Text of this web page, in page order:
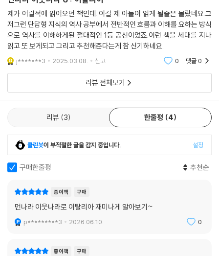
물 안 개구리였던 우리의 사고와 시야를 세계 무대로 확장시킨 기념비적인
작품이 《먼나라 이웃나라》다. 그로부터 40년이 넘게 지난 오늘까지 부모
님이 자녀에게, 선생님이 학생에게 권하며 시대를 넘어 세대를 넘어 읽는
《먼나라 이웃나라》는 유일무이한 교양 만화, 학습 만화의 선구자이자 대
명사로 통한다.
《먼나라 이웃나라》가 이렇게 약 반세기 동안 독자들에게 큰 사랑을 받아온
첫째, 교양 만화 시대를 열어젖힌 뒤 지금까지도 왕성하게 활동하며 현장
에서 만화를 그리고 있는 이원복 교수가 있다. 경기고 재학 중 한 어린이 신
만화와 인연을 맺은 저자는 서울대 건축학과를 수학하고 독일 유학길에 오
랜서로 서독 신문에 만화와 포스터를 게재했고, 독일 권위지 〈알게마이네
수는 대학강단에 서는 한편 《먼나라 이웃나라》를 시작으로 역사, 문화, 경
제, 철학에 이르기까지, 만화로 세상을 이야기하는 작업을 쉼 없이 해왔다.
그로 인해 천덕꾸러기 취급을 받던 만화는 어엿한 지식 정보 매체로 대접
받기 시작했다고 해도 과언이 아니다. 다른 만화는 금지해도 《먼나라 이웃
교양 만화라는 장르를 개척한 이원복 교수, 글로벌 시대 문화 통역자로서
제가 어릴적에 읽어오던 책인데..이걸 제 아들이 읽게 될줄은 몰랐네요.그
저그런 단답형 지식의 역사 공부에서 전반적인 흐름과 이해를 요하는 방식
으로 역사를 이해하게된 절대적인 1등 공신이었죠.이런 책을 세대를 지나
읽고 또 보게되고 그리고 추천해준다는게 참 신기하네요.
j*******3 2025.03.08. 신고 0 댓글0
리뷰 전체보기
리뷰 3 한줄평 4
클린봇이 부적절한 글을 감지 중입니다. 설정
구매한줄평 추천순
종이책 구매
먼나라 이웃나라로 이탈리아 재미나게 알아보기~
p*********3 2026.06.10. 0
종이책 구매